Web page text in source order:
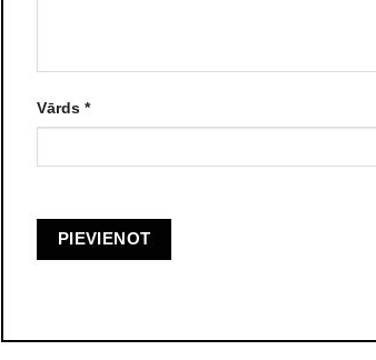
Vārds *